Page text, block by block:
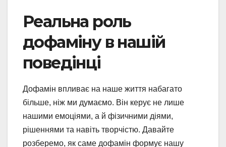
Реальна роль
дофаміну в нашій
поведінці
Дофамін впливає на наше життя набагато
більше, ніж ми думаємо. Він керує не лише
нашими емоціями, а й фізичними діями,
рішеннями та навіть творчістю. Давайте
розберемо, як саме дофамін формує нашу